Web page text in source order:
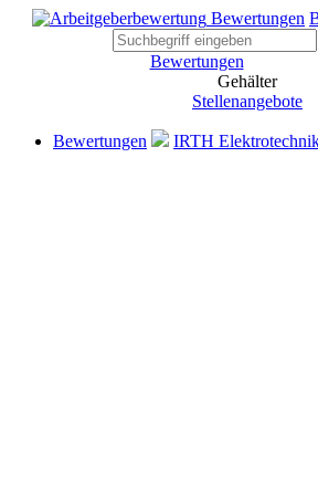
Bewertungen
Bewertungen
Gehälter
Stellenangebote
Bewertungen IRTH